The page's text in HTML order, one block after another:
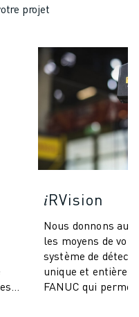
projet
𝑖RVision
Nous donnons aux
les moyens de voir
système de
unique et
FANUC qui